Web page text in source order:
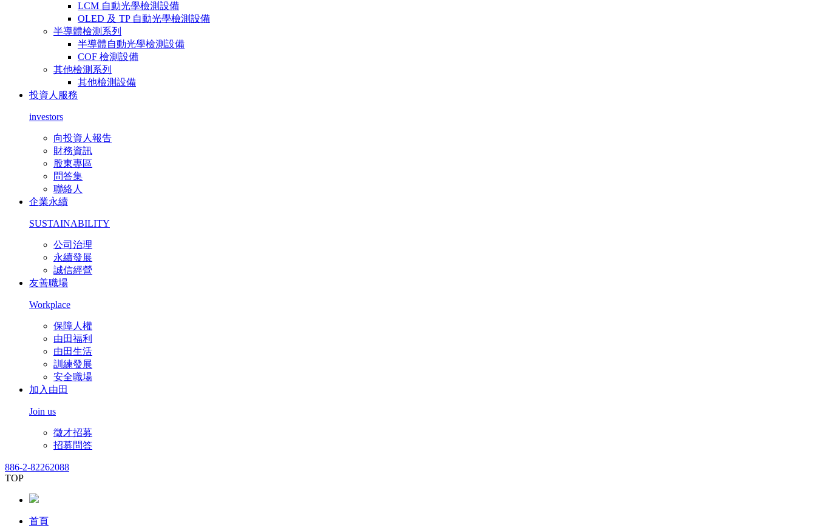
LCM 自動光學檢測設備
OLED 及 TP 自動光學檢測設備
半導體檢測系列
半導體自動光學檢測設備
COF 檢測設備
其他檢測系列
其他檢測設備
投資人服務
investors
向投資人報告
財務資訊
股東專區
問答集
聯絡人
企業永續
SUSTAINABILITY
公司治理
永續發展
誠信經營
友善職場
Workplace
保障人權
由田福利
由田生活
訓練發展
安全職場
加入由田
Join us
徵才招募
招募問答
886-2-82262088
TOP
首頁